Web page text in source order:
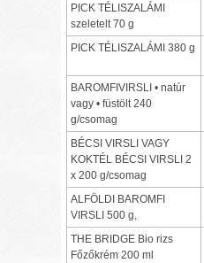
PICK TÉLISZALÁMI
szeletelt 70 g
PICK TÉLISZALÁMI 380 g
BAROMFIVIRSLI • natúr
vagy • füstölt 240
g/csomag
BÉCSI VIRSLI VAGY
KOKTÉL BÉCSI VIRSLI 2
x 200 g/csomag
ALFÖLDI BAROMFI
VIRSLI 500 g,
THE BRIDGE Bio rizs
Főzőkrém 200 ml